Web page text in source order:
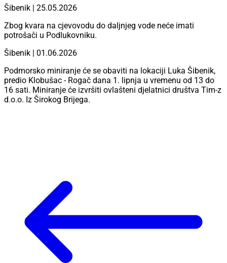
Šibenik | 25.05.2026
Zbog kvara na cjevovodu do daljnjeg vode neće imati
potrošači u Podlukovniku.
Šibenik | 01.06.2026
Podmorsko miniranje će se obaviti na lokaciji Luka Šibenik,
predio Klobušac - Rogač dana 1. lipnja u vremenu od 13 do
16 sati. Miniranje će izvršiti ovlašteni djelatnici društva Tim-z
d.o.o. Iz Širokog Brijega.